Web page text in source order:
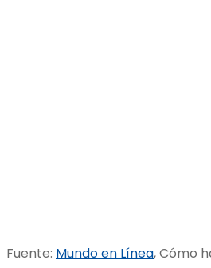
Fuente: Mundo en Línea, Cómo